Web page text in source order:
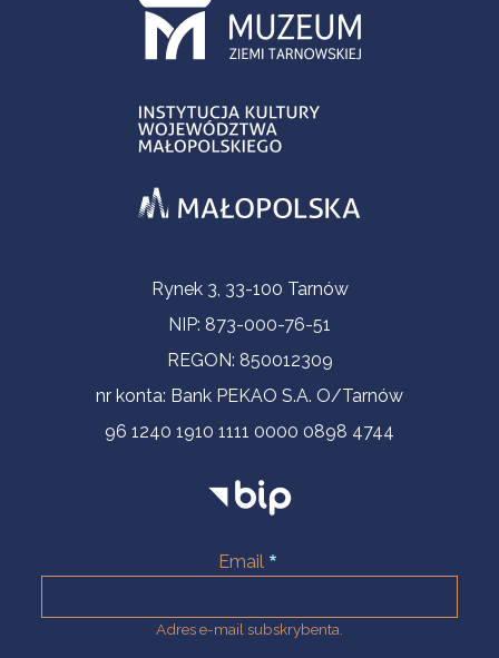
Informacje kontaktoweRynek 3, 33-100 Tarnów
NIP: 873-000-76-51
REGON: 850012309
nr konta: Bank PEKAO S.A. O/Tarnów
96 1240 1910 1111 0000 0898 4744
Email
Adres e-mail subskrybenta.